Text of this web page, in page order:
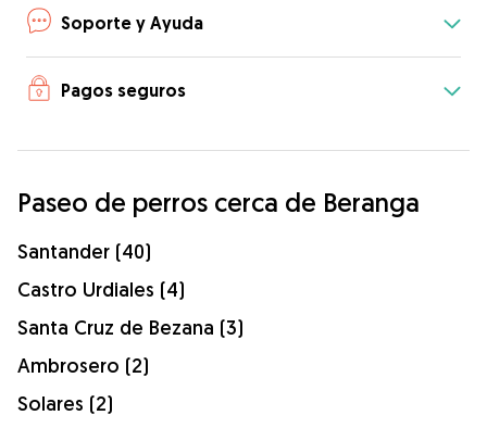
Soporte y Ayuda
Pagos seguros
Paseo de perros cerca de Beranga
Santander (40)
Castro Urdiales (4)
Santa Cruz de Bezana (3)
Ambrosero (2)
Solares (2)